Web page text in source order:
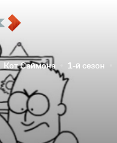
Кот Саймона 1-й сезон